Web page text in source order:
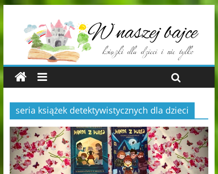
seria książek detektywistycznych dla dzieci